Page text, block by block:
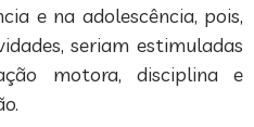
e na adolescência, pois,
seriam estimuladas
motora, disciplina e